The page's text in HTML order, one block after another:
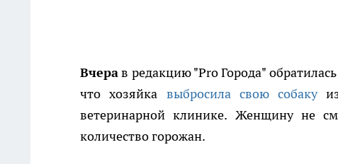
Вчерав редакцию "Pro Города"
что хозяйка выбросила свою собакуиз
ветеринарной клинике. Женщину не
количество горожан.